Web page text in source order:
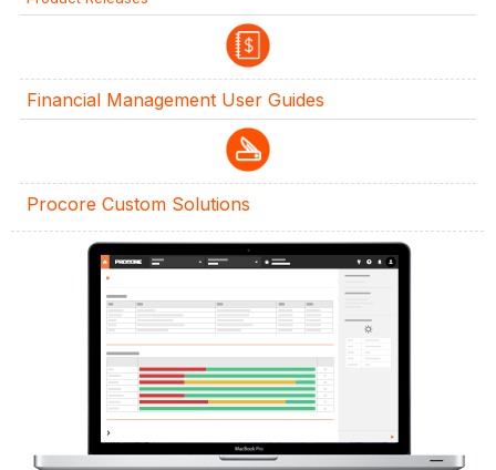
Financial Management User Guides
Procore Custom Solutions